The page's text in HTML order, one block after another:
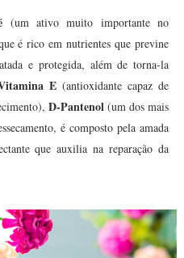
(um ativo muito importante no
é rico em nutrientes que previne
e protegida, além de torna-la
E(antioxidante capaz de
D-Pantenol (um dos mais
é composto pela amada
que auxilia na reparação da